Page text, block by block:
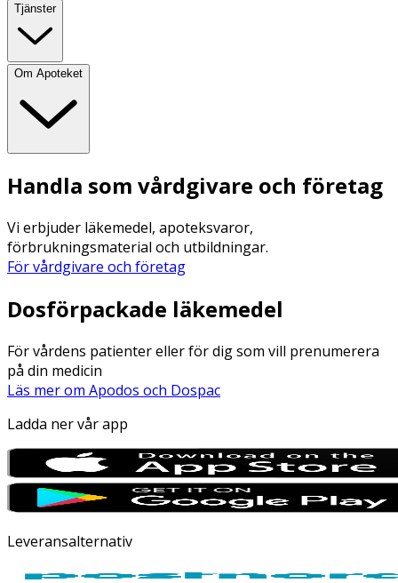
Tjänster
Om Apoteket
Handla som vårdgivare och företag
Vi erbjuder läkemedel, apoteksvaror,
förbrukningsmaterial och utbildningar.
För vårdgivare och företag
Dosförpackade läkemedel
För vårdens patienter eller för dig som vill prenumerera
på din medicin
Läs mer om Apodos och Dospac
Ladda ner vår app
Leveransalternativ